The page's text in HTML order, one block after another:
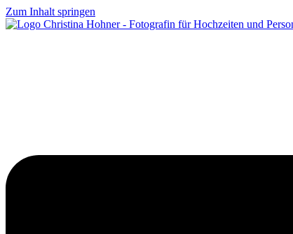
Zum Inhalt springen